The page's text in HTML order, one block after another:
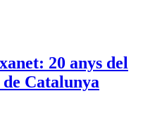
20 anys del
Catalunya